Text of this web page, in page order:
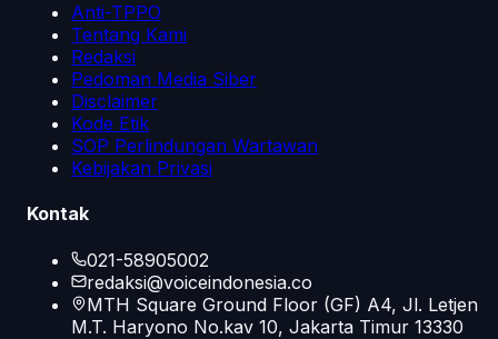
Anti-TPPO
Tentang Kami
Redaksi
Pedoman Media Siber
Disclaimer
Kode Etik
SOP Perlindungan Wartawan
Kebijakan Privasi
Kontak
021-58905002
redaksi@voiceindonesia.co
MTH Square Ground Floor (GF) A4, Jl. Letjen
M.T. Haryono No.kav 10, Jakarta Timur 13330